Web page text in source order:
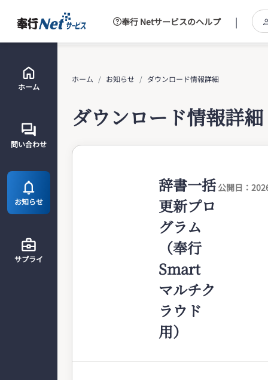
奉行 Netサービスのヘルプ |
ホーム
問い合わせ
お知らせ
サプライ
ホーム お知らせ ダウンロード情報詳細
ダウンロード情報詳細
辞書一括
更新プロ
グラム
（奉行
Smart
マルチク
ラウド
用）
公開日：